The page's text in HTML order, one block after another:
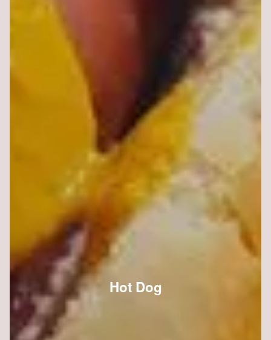
Hot Dog